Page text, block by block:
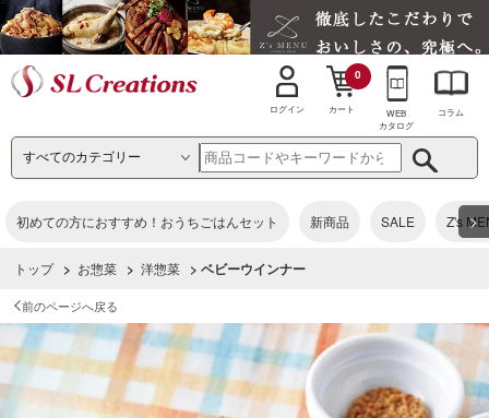
ログイン カート
0
WEB
カタログ
コラム
初めての方におすすめ！おうちごはんセット 新商品 SALE Z's >
トップ > お惣菜 > 洋惣菜 > ベビーウインナー
前のページへ戻る